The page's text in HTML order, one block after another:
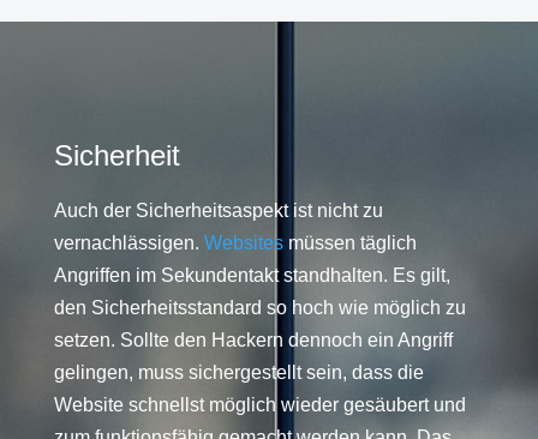
Sicherheit
Auch der Sicherheitsaspekt ist nicht zu
vernachlässigen. Websitesmüssen täglich
Angriffen im Sekundentakt standhalten. Es gilt,
den Sicherheitsstandard so hoch wie möglich zu
setzen. Sollte den Hackern dennoch ein Angriff
gelingen, muss sichergestellt sein, dass die
Website schnellst möglich wieder gesäubert und